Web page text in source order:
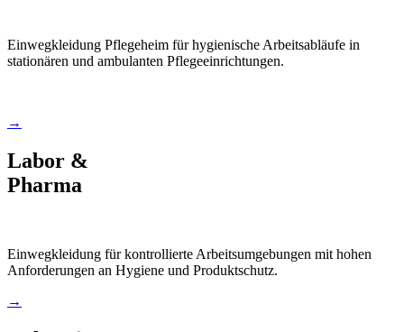
Einwegkleidung Pflegeheim für hygienische Arbeitsabläufe in
stationären und ambulanten Pflegeeinrichtungen.
→
Labor &
Pharma
Einwegkleidung für kontrollierte Arbeitsumgebungen mit hohen
Anforderungen an Hygiene und Produktschutz.
→